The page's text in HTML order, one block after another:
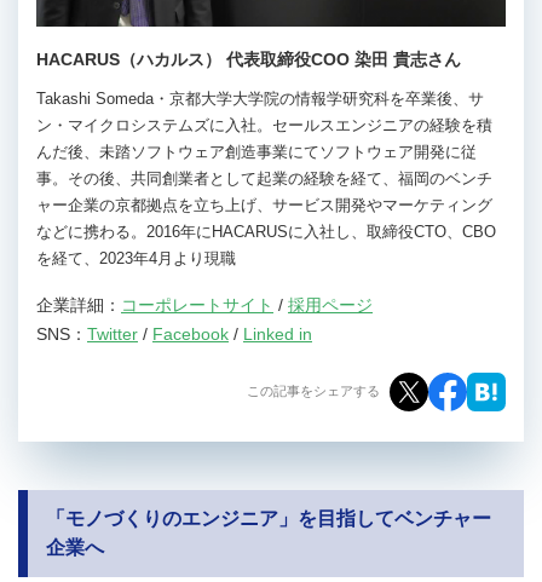
HACARUS（ハカルス） 代表取締役COO 染田 貴志さん
Takashi Someda・京都大学大学院の情報学研究科を卒業後、サ
ン・マイクロシステムズに入社。セールスエンジニアの経験を積
んだ後、未踏ソフトウェア創造事業にてソフトウェア開発に従
事。その後、共同創業者として起業の経験を経て、福岡のベンチ
ャー企業の京都拠点を立ち上げ、サービス開発やマーケティング
などに携わる。2016年にHACARUSに入社し、取締役CTO、CBO
を経て、2023年4月より現職
企業詳細： コーポレートサイト / 採用ページ
SNS： Twitter / Facebook / Linked in
この記事をシェアする
「モノづくりのエンジニア」を目指してベンチャー
企業へ